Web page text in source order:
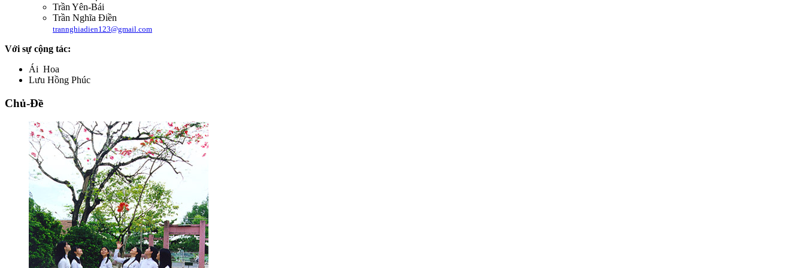
Trần Yên-Bái
Trần Nghĩa Điền
trannghiadien123@gmail.com
Với sự cộng tác:
Ái Hoa
Lưu Hồng Phúc
Chủ-Đề